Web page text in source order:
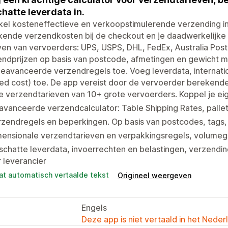
leverdata in.
kosteneffectieve en verkoopstimulerende verzending
verzendkosten bij de checkout en je
van vervoerders: UPS, USPS, DHL, FedEx, Australia
op basis van postcode, afmetingen en gewicht
verzendregels toe. Voeg leverdata,
cost) toe. De app vereist door de vervoerder
verzendtarieven van 10+ grote vervoerders. Koppel je
verzendcalculator: Table Shipping Rates,
en beperkingen. Op basis van postcodes,
verzendtarieven en verpakkingsregels,
leverdata, invoerrechten en belastingen,
leverancier
automatisch vertaalde tekst Origineel weergeven
Engels
Deze app is niet vertaald in het